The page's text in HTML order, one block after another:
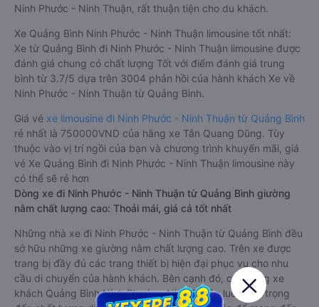
Ninh Phước - Ninh Thuận, rất thuận tiện cho du khách.
Xe Quảng Bình Ninh Phước - Ninh Thuận limousine tốt nhất:
Xe từ Quảng Bình đi Ninh Phước - Ninh Thuận limousine được
đánh giá chung có chất lượng Tốt với điểm đánh giá trung
bình từ 3.7/5 dựa trên 3004 phản hồi của hành khách Xe về
Ninh Phước - Ninh Thuận từ Quảng Bình.
Giá vé xe limousine đi Ninh Phước - Ninh Thuận từ Quảng Bình
rẻ nhất là 750000VND của hãng xe Tân Quang Dũng. Tùy
thuộc vào vị trí ngồi của bạn và chương trình khuyến mãi, giá
vé Xe Quảng Bình đi Ninh Phước - Ninh Thuận limousine này
có thể sẽ rẻ hơn
Dòng xe đi Ninh Phước - Ninh Thuận từ Quảng Bình giường
nằm chất lượng cao: Thoải mái, giá cả tốt nhất
Những nhà xe đi Ninh Phước - Ninh Thuận từ Quảng Bình đều
sở hữu những xe giường nằm chất lượng cao. Trên xe được
trang bị đầy đủ các trang thiết bị hiện đại phục vụ cho nhu
cầu di chuyển của hành khách. Bên cạnh đó, các hãng xe
khách Quảng Bình Ninh Phước - Ninh Thuận luôn chú trọng